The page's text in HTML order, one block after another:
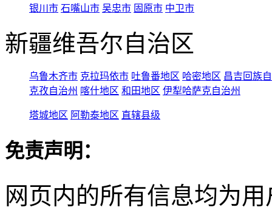
银川市 石嘴山市 吴忠市 固原市 中卫市
新疆维吾尔自治区
乌鲁木齐市 克拉玛依市 吐鲁番地区 哈密地区 昌吉回族
克孜自治州 喀什地区 和田地区 伊犁哈萨克自治州
塔城地区 阿勒泰地区 直辖县级
免责声明：
网页内的所有信息均为